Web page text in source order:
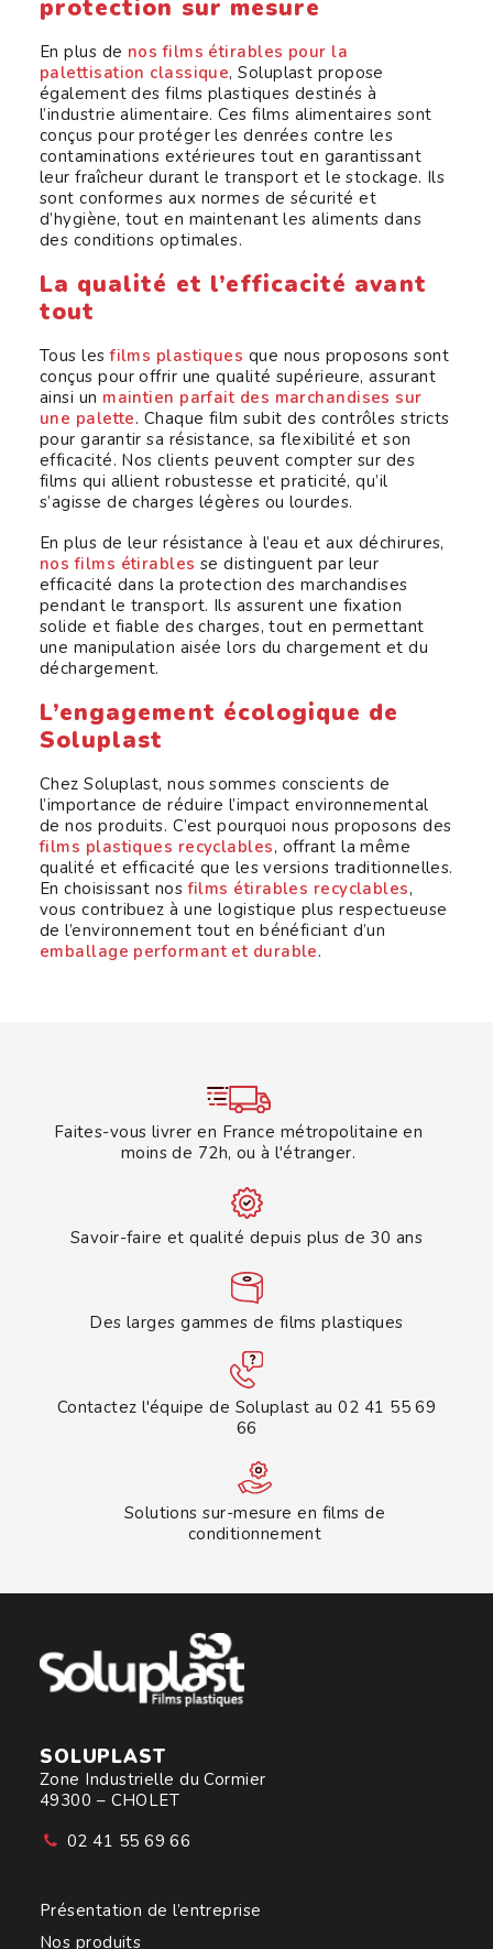
protection sur mesure
En plus de nos films étirables pour la
palettisation classique, Soluplast propose
également des films plastiques destinés à
l’industrie alimentaire. Ces films alimentaires sont
conçus pour protéger les denrées contre les
contaminations extérieures tout en garantissant
leur fraîcheur durant le transport et le stockage. Ils
sont conformes aux normes de sécurité et
d’hygiène, tout en maintenant les aliments dans
des conditions optimales.
La qualité et l’efficacité avant
tout
Tous lesfilms plastiques que nous proposons sont
conçus pour offrir une qualité supérieure, assurant
ainsi un maintien parfait des marchandises sur
une palette. Chaque film subit des contrôles stricts
pour garantir sa résistance, sa flexibilité et son
efficacité. Nos clients peuvent compter sur des
films qui allient robustesse et praticité, qu’il
s’agisse de charges légères ou lourdes.
En plus de leur résistance à l’eau et aux déchirures,
nos films étirables se distinguent par leur
efficacité dans la protection des marchandises
pendant le transport. Ils assurent une fixation
solide et fiable des charges, tout en permettant
une manipulation aisée lors du chargement et du
déchargement.
L’engagement écologique de
Soluplast
Chez Soluplast, nous sommes conscients de
l’importance de réduire l’impact environnemental
de nos produits. C’est pourquoi nous proposons des
films plastiques recyclables, offrant la même
qualité et efficacité que les versions traditionnelles.
En choisissant nosfilms étirables recyclables,
vous contribuez à une logistique plus respectueuse
de l’environnement tout en bénéficiant d’un
emballage performant et durable.
Faites-vous livrer en France métropolitaine en
moins de 72h, ou à l'étranger.
Savoir-faire et qualité depuis plus de 30 ans
Des larges gammes de films plastiques
Contactez l'équipe de Soluplast au 02 41 55 69
66
Solutions sur-mesure en films de
conditionnement
SOLUPLAST
Zone Industrielle du Cormier
49300 – CHOLET
02 41 55 69 66
Présentation de l’entreprise
Nos produits